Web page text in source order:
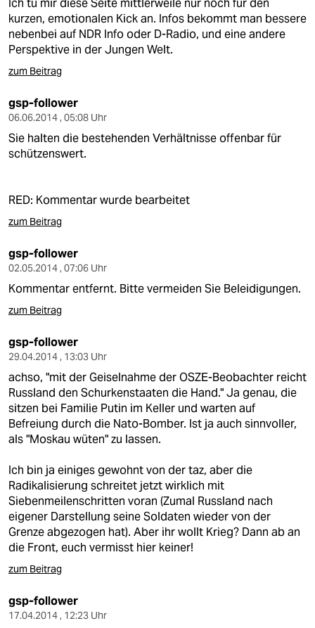
Ich tu mir diese Seite mittlerweile nur noch für den
kurzen, emotionalen Kick an. Infos bekommt man bessere
nebenbei auf NDR Info oder D-Radio, und eine andere
Perspektive in der Jungen Welt.
zum Beitrag
gsp-follower
06.06.2014 , 05:08 Uhr
Sie halten die bestehenden Verhältnisse offenbar für
schützenswert.
RED: Kommentar wurde bearbeitet
zum Beitrag
gsp-follower
02.05.2014 , 07:06 Uhr
Kommentar entfernt. Bitte vermeiden Sie Beleidigungen.
zum Beitrag
gsp-follower
29.04.2014 , 13:03 Uhr
achso, "mit der Geiselnahme der OSZE-Beobachter reicht
Russland den Schurkenstaaten die Hand." Ja genau, die
sitzen bei Familie Putin im Keller und warten auf
Befreiung durch die Nato-Bomber. Ist ja auch sinnvoller,
als "Moskau wüten" zu lassen.
Ich bin ja einiges gewohnt von der taz, aber die
Radikalisierung schreitet jetzt wirklich mit
Siebenmeilenschritten voran (Zumal Russland nach
eigener Darstellung seine Soldaten wieder von der
Grenze abgezogen hat). Aber ihr wollt Krieg? Dann ab an
die Front, euch vermisst hier keiner!
zum Beitrag
gsp-follower
17.04.2014 , 12:23 Uhr